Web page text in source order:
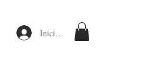
Iniciar sesión